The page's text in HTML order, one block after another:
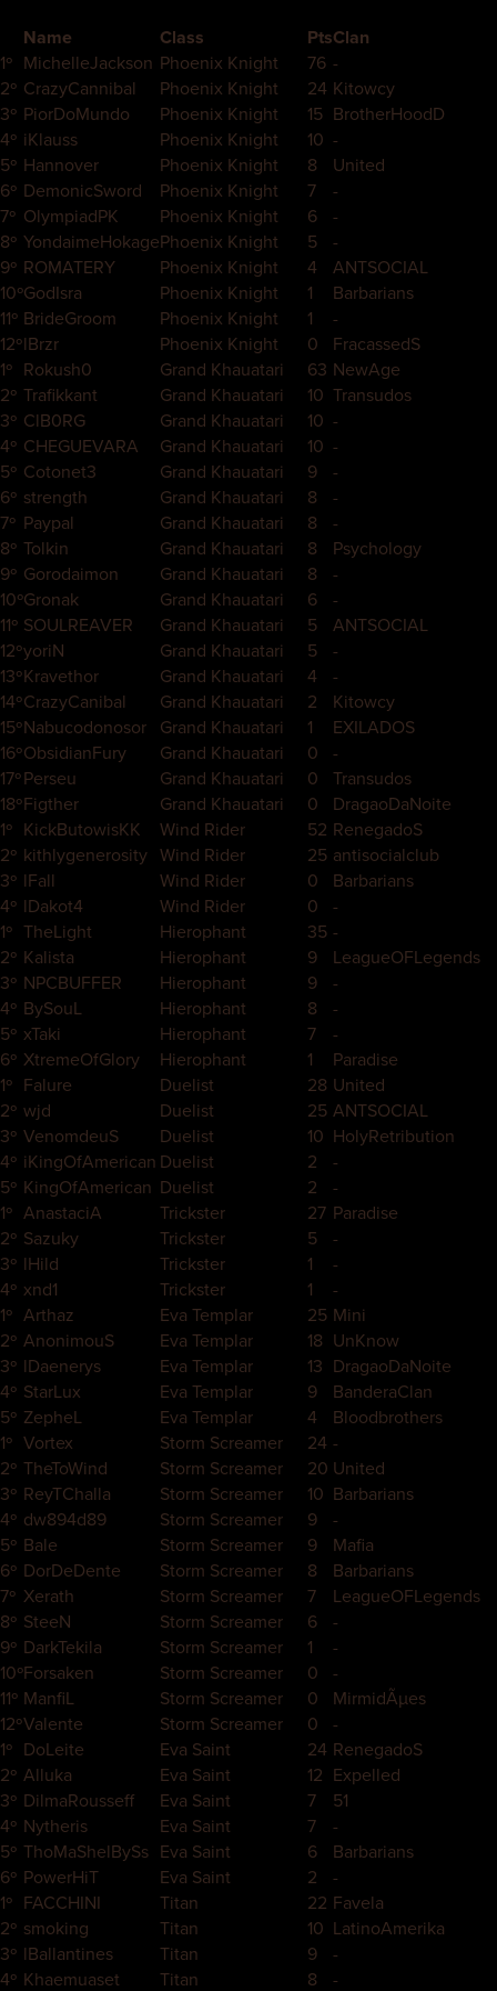
Name Class PtsClan
1º MichelleJackson Phoenix Knight 76 -
2º CrazyCannibal Phoenix Knight 24 Kitowcy
3º PiorDoMundo Phoenix Knight 15 BrotherHoodD
4º iKlauss Phoenix Knight 10 -
5º Hannover Phoenix Knight 8
United
6º DemonicSword Phoenix Knight 7
-
7º OlympiadPK Phoenix Knight 6
-
8º YondaimeHokagePhoenix Knight 5
-
9º ROMATERY Phoenix Knight 4
ANTSOCIAL
10ºGodIsra Phoenix Knight 1
Barbarians
11º BrideGroom Phoenix Knight 1
-
12ºlBrzr Phoenix Knight 0
FracassedS
1º Rokush0 Grand Khauatari 63 NewAge
2º Trafikkant Grand Khauatari 10 Transudos
3º ClB0RG Grand Khauatari 10 -
4º CHEGUEVARA Grand Khauatari 10 -
5º Cotonet3 Grand Khauatari 9
-
6º strength Grand Khauatari 8
-
7º Paypal Grand Khauatari 8
-
8º Tolkin Grand Khauatari 8
Psychology
9º Gorodaimon Grand Khauatari 8
-
10ºGronak Grand Khauatari 6
-
11º SOULREAVER Grand Khauatari 5
ANTSOCIAL
12ºyoriN Grand Khauatari 5
-
13ºKravethor Grand Khauatari 4
-
14ºCrazyCanibal Grand Khauatari 2
Kitowcy
15ºNabucodonosor Grand Khauatari 1
EXILADOS
16ºObsidianFury Grand Khauatari 0
-
17ºPerseu Grand Khauatari 0
Transudos
18ºFigther Grand Khauatari 0
DragaoDaNoite
1º KickButowisKK Wind Rider 52 RenegadoS
2º kithlygenerosity Wind Rider 25 antisocialclub
3º lFall Wind Rider 0
Barbarians
4º lDakot4 Wind Rider 0
-
1º TheLight Hierophant 35 -
2º Kalista Hierophant 9
LeagueOFLegends
3º NPCBUFFER Hierophant 9
-
4º BySouL Hierophant 8
-
5º xTaki Hierophant 7
-
6º XtremeOfGlory Hierophant 1
Paradise
1º Falure Duelist 28 United
2º wjd Duelist 25 ANTSOCIAL
3º VenomdeuS Duelist 10 HolyRetribution
4º iKingOfAmerican Duelist 2
-
5º KingOfAmerican Duelist 2
-
1º AnastaciA Trickster 27 Paradise
2º Sazuky Trickster 5
-
3º lHild Trickster 1
-
4º xnd1 Trickster 1
-
1º Arthaz Eva Templar 25 Mini
2º AnonimouS Eva Templar 18 UnKnow
3º lDaenerys Eva Templar 13 DragaoDaNoite
4º StarLux Eva Templar 9
BanderaClan
5º ZepheL Eva Templar 4
Bloodbrothers
1º Vortex Storm Screamer 24 -
2º TheToWind Storm Screamer 20 United
3º ReyTChalla Storm Screamer 10 Barbarians
4º dw894d89 Storm Screamer 9
-
5º Bale Storm Screamer 9
Mafia
6º DorDeDente Storm Screamer 8
Barbarians
7º Xerath Storm Screamer 7
LeagueOFLegends
8º SteeN Storm Screamer 6
-
9º DarkTekila Storm Screamer 1
-
10ºForsaken Storm Screamer 0
-
11º ManfiL Storm Screamer 0
MirmidÃµes
12ºValente Storm Screamer 0
-
1º DoLeite Eva Saint 24 RenegadoS
2º Alluka Eva Saint 12 Expelled
3º DilmaRousseff Eva Saint 7
51
4º Nytheris Eva Saint 7
-
5º ThoMaShelBySs Eva Saint 6
Barbarians
6º PowerHiT Eva Saint 2
-
1º FACCHINI Titan 22 Favela
2º smoking Titan 10 LatinoAmerika
3º lBallantines Titan 9
-
4º Khaemuaset Titan 8 -